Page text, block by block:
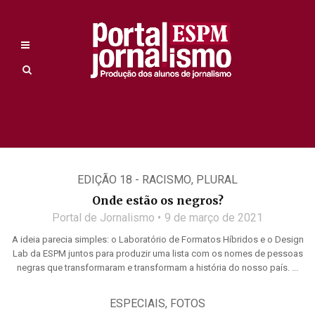
EDIÇÃO 18 - RACISMO, PLURAL
Onde estão os negros?
Portal de Jornalismo 9 de março de 2021
A ideia parecia simples: o Laboratório de Formatos Híbridos e o Design
Lab da ESPM juntos para produzir uma lista com os nomes de pessoas
negras que transformaram e transformam a história do nosso país. ...
ESPECIAIS, FOTOS